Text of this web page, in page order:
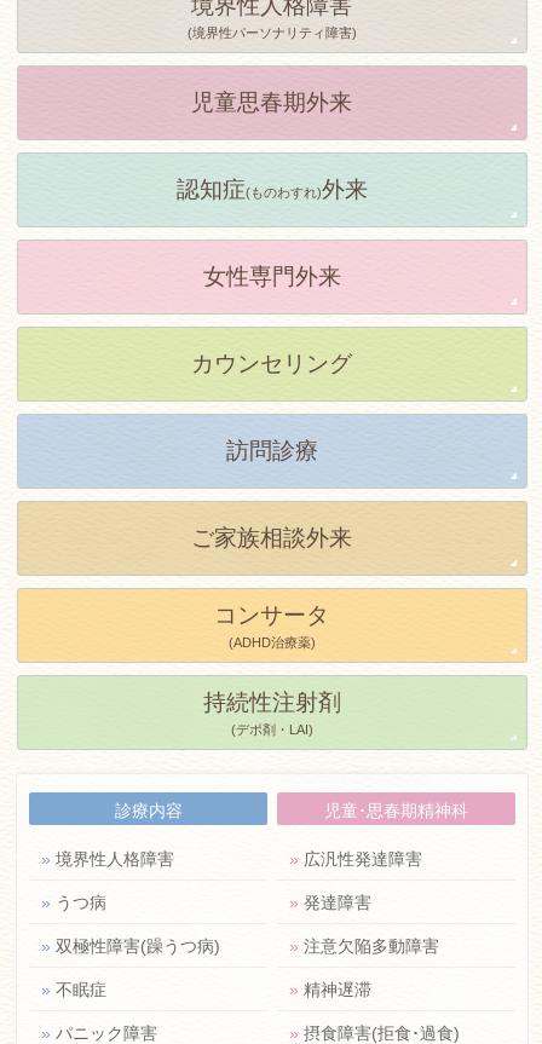
(境界性パーソナリティ障害)
児童思春期外来
認知症(ものわすれ)外来
女性専門外来
カウンセリング
訪問診療
ご家族相談外来
コンサータ
(ADHD治療薬)
持続性注射剤
(デポ剤・LAI)
診療内容
» 境界性人格障害
» うつ病
» 双極性障害(躁うつ病)
» 不眠症
» パニック障害
児童･思春期精神科
» 広汎性発達障害
» 発達障害
» 注意欠陥多動障害
» 精神遅滞
» 摂食障害(拒食･過食)